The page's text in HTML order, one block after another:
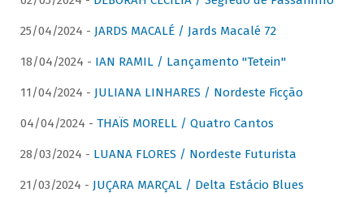
25/04/2024 - JARDS MACALÉ / Jards Macalé 72
18/04/2024 - IAN RAMIL / Lançamento "Tetein"
11/04/2024 - JULIANA LINHARES / Nordeste Ficção
04/04/2024 - THAÏS MORELL / Quatro Cantos
28/03/2024 - LUANA FLORES / Nordeste Futurista
21/03/2024 - JUÇARA MARÇAL / Delta Estácio Blues